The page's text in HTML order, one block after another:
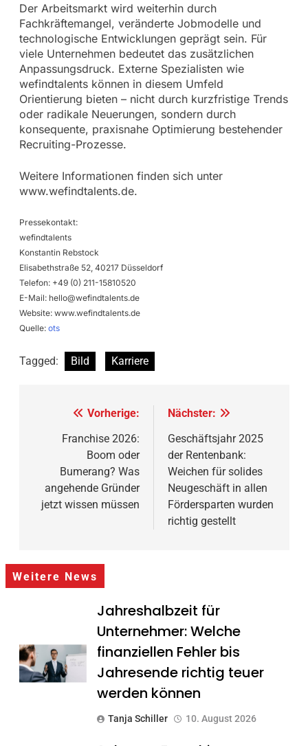
Der Arbeitsmarkt wird weiterhin durch
Fachkräftemangel, veränderte Jobmodelle und
technologische Entwicklungen geprägt sein. Für
viele Unternehmen bedeutet das zusätzlichen
Anpassungsdruck. Externe Spezialisten wie
wefindtalents können in diesem Umfeld
Orientierung bieten – nicht durch kurzfristige Trends
oder radikale Neuerungen, sondern durch
konsequente, praxisnahe Optimierung bestehender
Recruiting-Prozesse.
Weitere Informationen finden sich unter
www.wefindtalents.de.
Pressekontakt:
wefindtalents
Konstantin Rebstock
Elisabethstraße 52, 40217 Düsseldorf
Telefon: +49 (0) 211-15810520
E-Mail: hello@wefindtalents.de
Website: www.wefindtalents.de
Quelle: ots
Tagged: Bild Karriere
Beitragsnavigation
Vorherige:
Franchise 2026:
Boom oder
Bumerang? Was
angehende Gründer
jetzt wissen müssen
Nächster:
Geschäftsjahr 2025
der Rentenbank:
Weichen für solides
Neugeschäft in allen
Fördersparten wurden
richtig gestellt
Weitere News
Jahreshalbzeit für
Unternehmer: Welche
finanziellen Fehler bis
Jahresende richtig teuer
werden können
Tanja Schiller 10. August 2026